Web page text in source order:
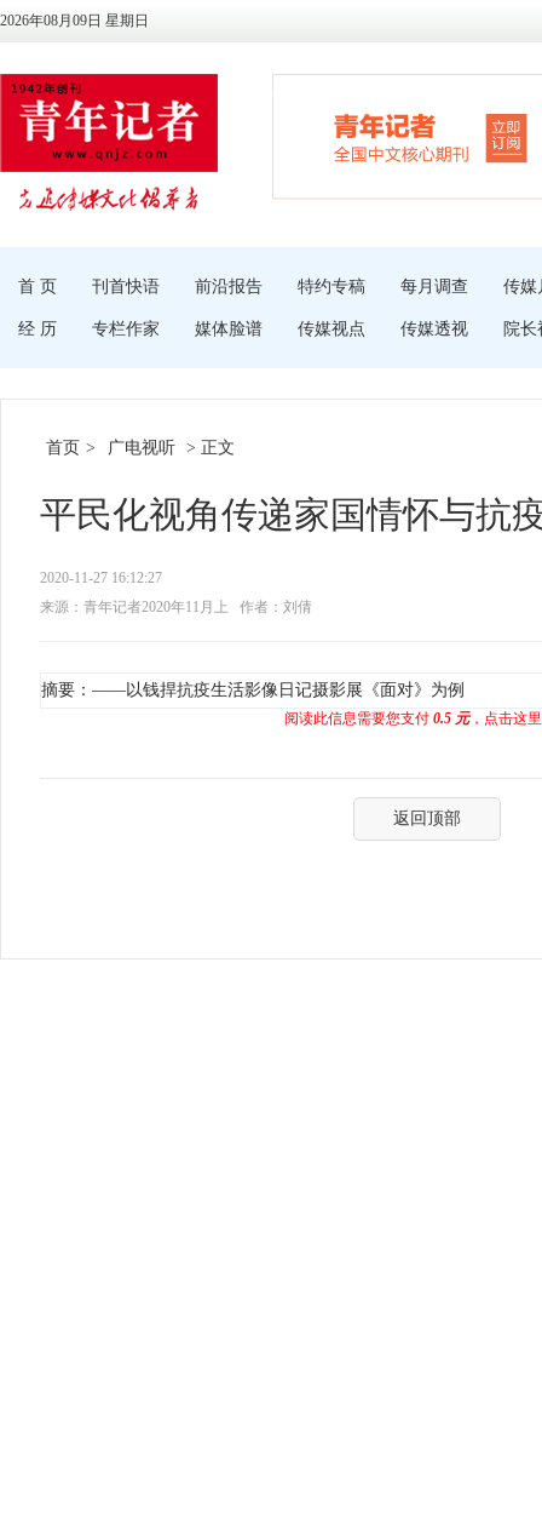
2026年08月09日 星期日
首 页 刊首快语 前沿报告 特约专稿 每月调查 传媒
经 历 专栏作家 媒体脸谱 传媒视点 传媒透视 院长
首页 > 广电视听 > 正文
平民化视角传递家国情怀与抗
2020-11-27 16:12:27
来源：青年记者2020年11月上
作者：刘倩
摘要：——以钱捍抗疫生活影像日记摄影展《面对》为例
阅读此信息需要您支付 0.5 元，点击这
返回顶部